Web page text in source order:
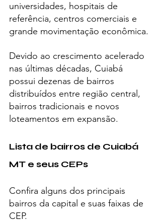
universidades, hospitais de
referência, centros comerciais e
grande movimentação econômica.
Devido ao crescimento acelerado
nas últimas décadas, Cuiabá
possui dezenas de bairros
distribuídos entre região central,
bairros tradicionais e novos
loteamentos em expansão.
Lista de bairros de Cuiabá
MT e seus CEPs
Confira alguns dos principais
bairros da capital e suas faixas de
CEP.